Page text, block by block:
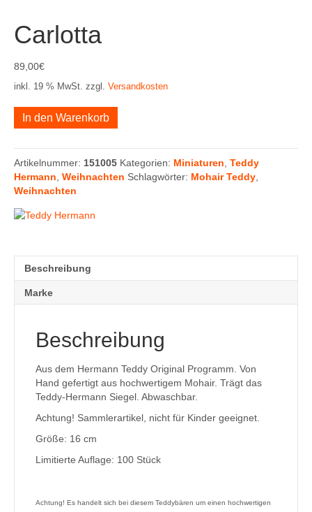
Carlotta
89,00€
inkl. 19 % MwSt. zzgl. Versandkosten
Carlotta
Menge
In den Warenkorb
Artikelnummer: 151005 Kategorien: Miniaturen Teddy
Hermann Weihnachten Schlagwörter: Mohair Teddy
Weihnachten
Beschreibung
Marke
Beschreibung
Aus dem Hermann Teddy Original Programm. Von
Hand gefertigt aus hochwertigem Mohair. Trägt das
Teddy-Hermann Siegel. Abwaschbar.
Achtung! Sammlerartikel, nicht für Kinder geeignet.
Größe: 16 cm
Limitierte Auflage: 100 Stück
Achtung! Es handelt sich bei diesem Teddybären um einen hochwertigen